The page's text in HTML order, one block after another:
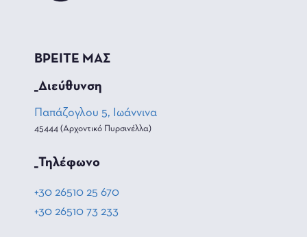
ΒΡΕΙΤΕ ΜΑΣ
_Διεύθυνση
Παπάζογλου 5, Ιωάννινα
45444 (Αρχοντικό Πυρσινέλλα)
_Τηλέφωνο
+30 26510 25 670
+30 26510 73 233